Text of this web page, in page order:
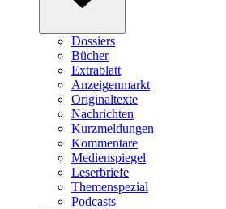
Dossiers
Bücher
Extrablatt
Anzeigenmarkt
Originaltexte
Nachrichten
Kurzmeldungen
Kommentare
Medienspiegel
Leserbriefe
Themenspezial
Podcasts